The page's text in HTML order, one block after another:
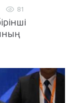
81